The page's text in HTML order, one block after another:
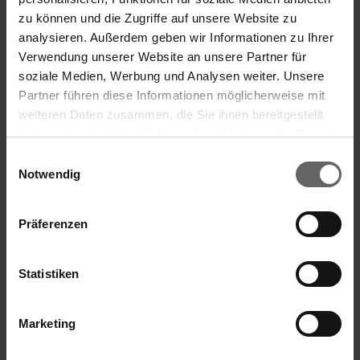
zu können und die Zugriffe auf unsere Website zu
analysieren. Außerdem geben wir Informationen zu Ihrer
Verwendung unserer Website an unsere Partner für
soziale Medien, Werbung und Analysen weiter. Unsere
Partner führen diese Informationen möglicherweise mit
weiteren Daten zusammen, die Sie ihnen bereitgestellt
haben oder die sie im Rahmen Ihrer Nutzung der Dienste
Cookies, wenn Sie unsere Webseite weiterhin nutzen.
Notwendig
Präferenzen
Statistiken
Marketing
Name:
Tradegate
XGAT
Archive at www.dgap.de
Company:
Search suggestions